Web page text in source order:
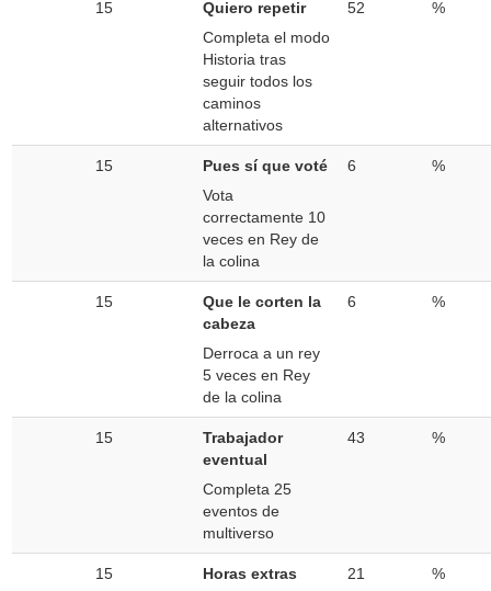
15
Quiero repetir
Completa el modo
Historia tras
seguir todos los
caminos
alternativos
52 %
15
Pues sí que voté
Vota
correctamente 10
veces en Rey de
la colina
6 %
15
Que le corten la
cabeza
Derroca a un rey
5 veces en Rey
de la colina
6 %
15
Trabajador
eventual
Completa 25
eventos de
multiverso
43 %
15
Horas extras
21 %